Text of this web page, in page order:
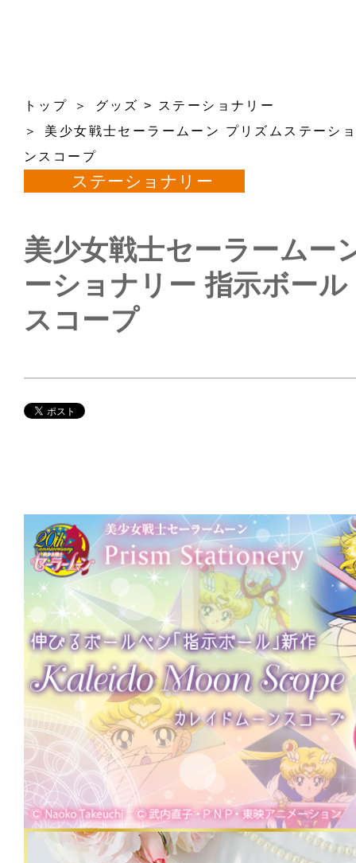
トップ グッズ >
ステーショナリー
美少女戦士セーラームーン プリズムステーシ
ンスコープ
ステーショナリー
美少女戦士セーラームー
ーショナリー 指示ボー
スコープ